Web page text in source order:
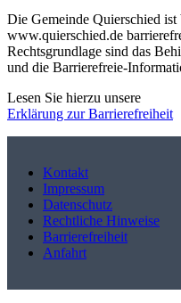
Die Gemeinde Quierschied ist
www.quierschied.de
Rechtsgrundlage sind das
und die Barrierefreie-
Lesen Sie hierzu unsere
Erklärung zur Barrierefreiheit
Kontakt
Impressum
Datenschutz
Rechtliche Hinweise
Barrierefreiheit
Anfahrt